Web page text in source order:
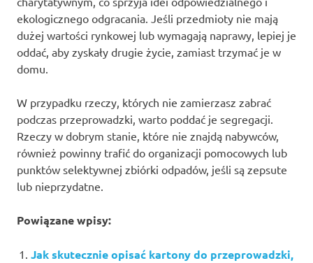
ekologicznego odgracania. Jeśli przedmioty nie mają
dużej wartości rynkowej lub wymagają naprawy, lepiej je
oddać, aby zyskały drugie życie, zamiast trzymać je w
domu.
W przypadku rzeczy, których nie zamierzasz zabrać
podczas przeprowadzki, warto poddać je segregacji.
Rzeczy w dobrym stanie, które nie znajdą nabywców,
również powinny trafić do organizacji pomocowych lub
punktów selektywnej zbiórki odpadów, jeśli są zepsute
lub nieprzydatne.
Powiązane wpisy:
Jak skutecznie opisać kartony do przeprowadzki,